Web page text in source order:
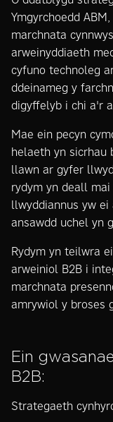
Ymgyrchoedd ABM,
marchnata
arweinyddiaeth
cyfuno technoleg
ddeinameg y
digyffelyb i chi a'r
Mae ein pecyn
helaeth yn sicrhau
llawn ar gyfer
rydym yn deall
llwyddiannus yw
ansawdd uchel yn
Rydym yn teilwra
arweiniol B2B i
marchnata
amrywiol y broses
Ein
B2B:
Strategaeth